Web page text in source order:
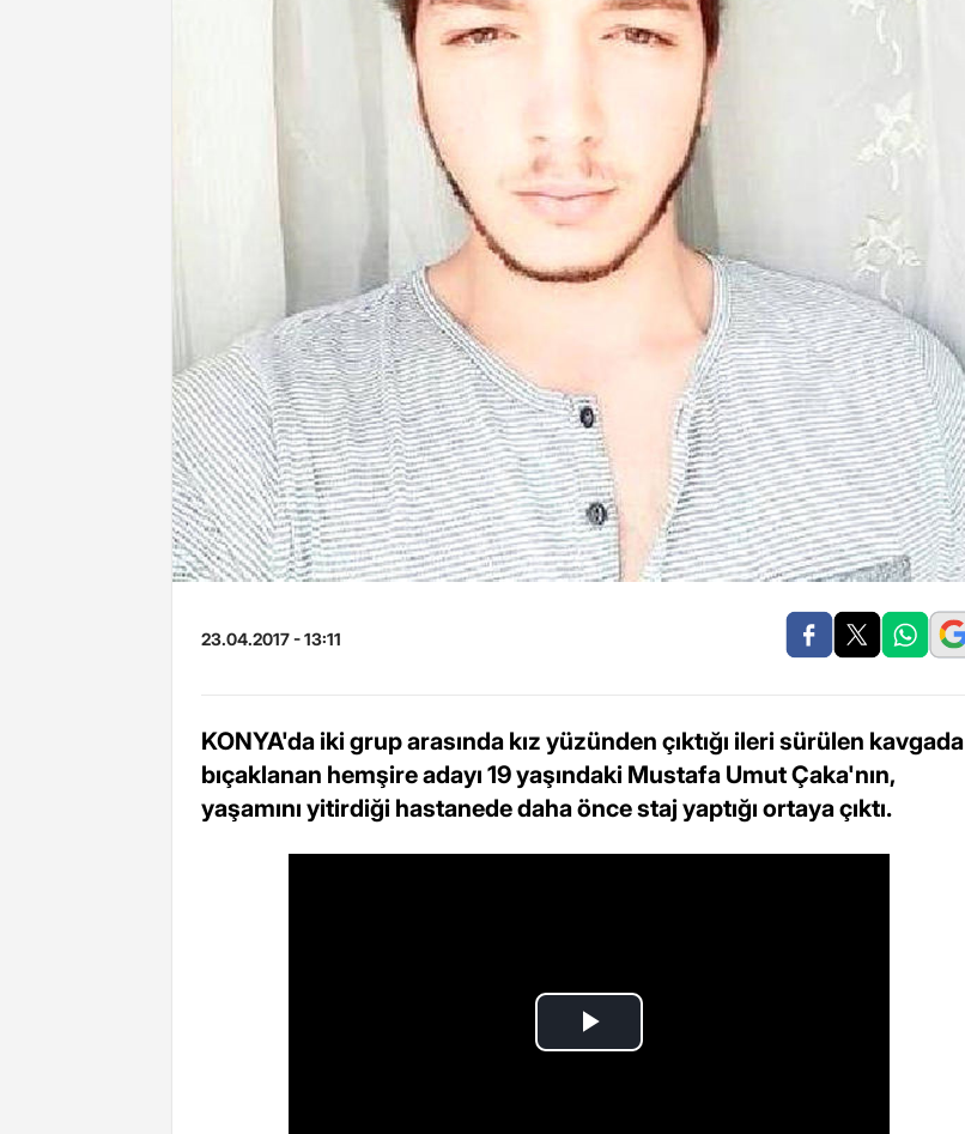
23.04.2017 - 13:11
KONYA'da iki grup arasında kız yüzünden çıktığı ileri sürülen kavgada
bıçaklanan hemşire adayı 19 yaşındaki Mustafa Umut Çaka'nın,
yaşamını yitirdiği hastanede daha önce staj yaptığı ortaya çıktı.